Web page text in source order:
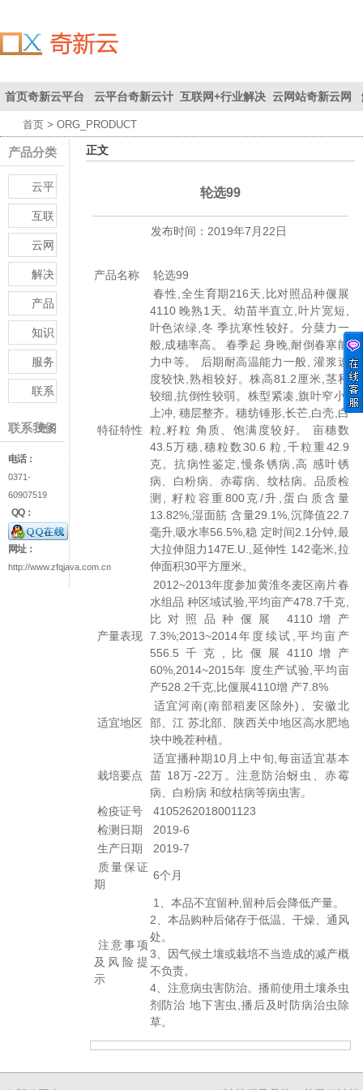
首页奇新云平台
首页
云平台奇新云计
算平台
互联网+行业解决 云网站奇新云网
联系我们为您创
造价值
首页 > ORG_PRODUCT
产品分类
云平
台
互联
网+
云网
站
解决
方案
产品
知识
库
服务
与支
持
联系
联系我们
更多
电话：
0371-
60907519
QQ：
网址：
http://www.zfqjava.com.cn
正文
轮选99
发布时间： 2019年7月22日
产品名称 轮选99
特征特性
春性,全生育期216天,比对照品种偃展
4110 晚熟1天。幼苗半直立,叶片宽短,
叶色浓绿,冬 季抗寒性较好。分蘖力一
般,成穗率高。 春季起 身晚,耐倒春寒能
力中等。 后期耐高温能力一般, 灌浆速
度较快,熟相较好。株高81.2厘米,茎秆
较细,抗倒性较弱。株型紧凑,旗叶窄小,
上冲, 穗层整齐。穗纺锤形,长芒,白壳,白
粒,籽粒 角质、饱满度较好。 亩穗数
43.5万穗,穗粒数30.6 粒,千粒重42.9
克。抗病性鉴定,慢条锈病,高 感叶锈
病、白粉病、赤霉病、纹枯病。品质检
测, 籽粒容重800克/升,蛋白质含量
13.82%,湿面筋 含量29.1%,沉降值22.7
毫升,吸水率56.5%,稳 定时间2.1分钟,最
大拉伸阻力147E.U.,延伸性 142毫米,拉
伸面积30平方厘米。
产量表现
2012~2013年度参加黄淮冬麦区南片春
水组品 种区域试验,平均亩产478.7千克,
比对照品种偃展 4110增产
7.3%;2013~2014年度续试,平均亩产
556.5千克,比偃展4110增产
60%,2014~2015年 度生产试验,平均亩
产528.2千克,比偃展4110增 产7.8%
适宜地区
适宜河南(南部稻麦区除外)、安徽北
部、江 苏北部、陕西关中地区高水肥地
块中晚茬种植。
栽培要点
适宜播种期10月上中旬,每亩适宜基本
苗 18万-22万。注意防治蚜虫、赤霉
病、白粉病 和纹枯病等病虫害。
检疫证号
4105262018001123
检测日期
2019-6
生产日期
2019-7
质量保证
期
6个月
注意事项
及风险提
示
1、本品不宜留种,留种后会降低产量。
2、本品购种后储存于低温、干燥、通风
处。
3、因气候土壤或栽培不当造成的减产概
不负责。
4、注意病虫害防治。播前使用土壤杀虫
剂防治 地下害虫,播后及时防病治虫除
草。